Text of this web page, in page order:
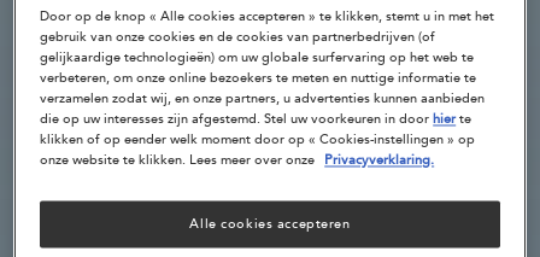
borstvoeding geven.
MorDHA
Door op de knop « Alle cookies accepteren » te klikken, stemt u in met het
gebruik van onze cookies en de cookies van partnerbedrijven (of
gelijkaardige technologieën) om uw globale surfervaring op het web te
verbeteren, om onze online bezoekers te meten en nuttige informatie te
verzamelen zodat wij, en onze partners, u advertenties kunnen aanbieden
die op uw interesses zijn afgestemd. Stel uw voorkeuren in doorhierte
klikken of op eender welk moment door op « Cookies-instellingen » op
onze website te klikken. Lees meer over onze Privacyverklaring.
Alle cookies accepteren